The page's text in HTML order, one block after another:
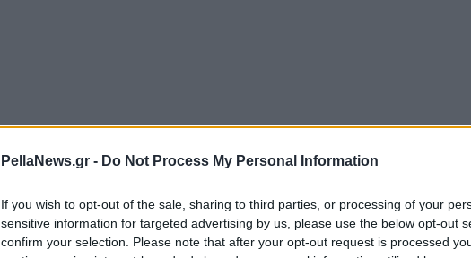
PellaNews.gr - Do Not Process My Personal Information
If you wish to opt-out of the sale, sharing to third parties, or processing of your
sensitive information for targeted advertising by us, please use the below opt-out
confirm your selection. Please note that after your opt-out request is processed
05 Νοεμβρίου 2025
ΓΕΣΠΟΒ